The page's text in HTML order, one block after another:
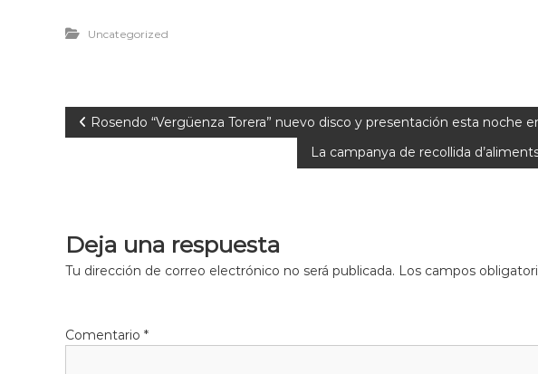
Uncategorized
Rosendo “Vergüenza Torera” nuevo disco y presentación esta noche
La campanya de recollida
Deja una respuesta
Tu dirección de correo electrónico no será publicada. Los campos
Comentario *